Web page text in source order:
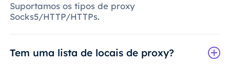
Suportamos os tipos de proxy
Socks5/HTTP/HTTPs.
Tem uma lista de locais de proxy?